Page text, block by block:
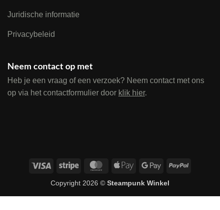
Juridische informatie
Privacybeleid
Neem contact op met
Heb je een vraag of een verzoek? Neem contact met ons
op via het contactformulier door klik hier.
Visa Stripe MasterCardApple
Google
PayPal
Copyright 2026 © Steampunk Winkel